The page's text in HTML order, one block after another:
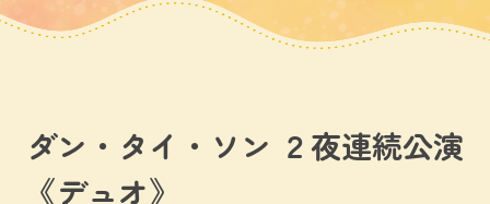
ダン・タイ・ソン ２夜連続公演
《デュオ》